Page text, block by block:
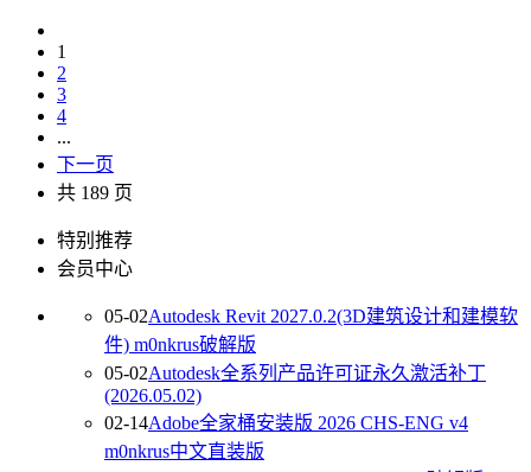
1
2
3
4
...
下一页
共 189 页
特别推荐
会员中心
05-02Autodesk Revit 2027.0.2(3D建筑设计和建模软
件) m0nkrus破解版
05-02Autodesk全系列产品许可证永久激活补丁
(2026.05.02)
02-14Adobe全家桶安装版 2026 CHS-ENG v4
m0nkrus中文直装版